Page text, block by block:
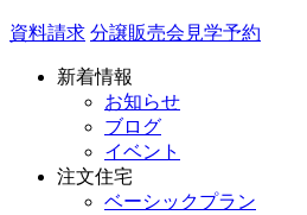
資料請求 分譲販売会見学予約
新着情報
お知らせ
ブログ
イベント
注文住宅
ベーシックプラン